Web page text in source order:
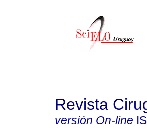
Revista
versión On-line